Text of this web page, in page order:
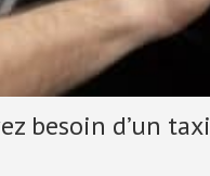
besoin d’un taxi